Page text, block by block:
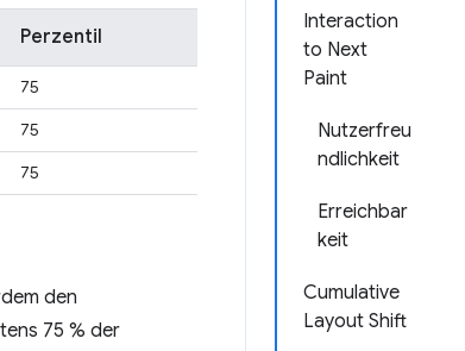
Interaction
to Next
Paint
Nutzerfreu
ndlichkeit
Erreichbar
keit
Cumulative
Layout Shift
Perzentil
75
75
75
den
75 % der